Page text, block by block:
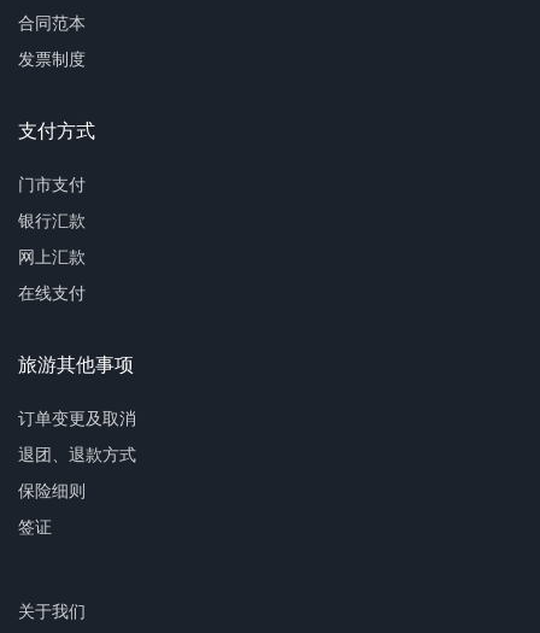
合同范本
发票制度
支付方式
门市支付
银行汇款
网上汇款
在线支付
旅游其他事项
订单变更及取消
退团、退款方式
保险细则
签证
关于我们